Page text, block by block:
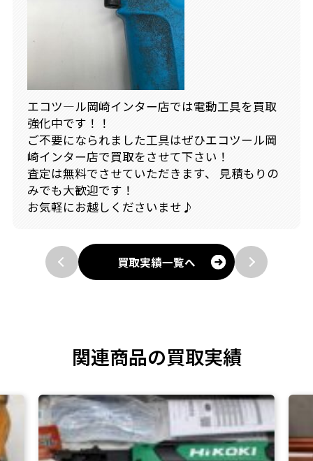
エコツ―ル岡崎インター店では電動工具を買取
強化中です！！
ご不要になられました工具はぜひエコツール岡
崎インター店で買取をさせて下さい！
査定は無料でさせていただきます、 見積もりの
みでも大歓迎です！
お気軽にお越しくださいませ♪
買取実績一覧へ
関連商品の買取実績